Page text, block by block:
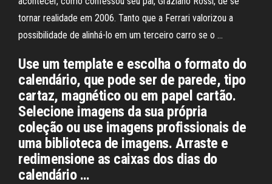
tornar realidade em 2006. Tanto que a Ferrari valorizou a
possibilidade de alinhá-lo em um terceiro carro se o …
Use um template e escolha o formato do
calendário, que pode ser de parede, tipo
cartaz, magnético ou em papel cartão.
Selecione imagens da sua própria
coleção ou use imagens profissionais de
uma biblioteca de imagens. Arraste e
redimensione as caixas dos dias do
calendário …